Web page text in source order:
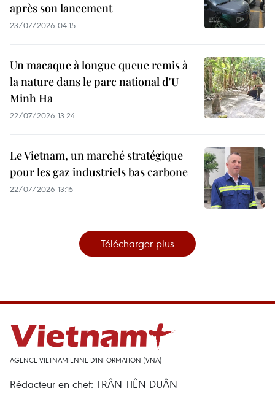
après son lancement
23/07/2026 04:15
Un macaque à longue queue remis à
la nature dans le parc national d'U
Minh Ha
22/07/2026 13:24
Le Vietnam, un marché stratégique
pour les gaz industriels bas carbone
22/07/2026 13:15
Télécharger plus
AGENCE VIETNAMIENNE D'INFORMATION (VNA)
Rédacteur en chef: TRÂN TIÊN DUÂN